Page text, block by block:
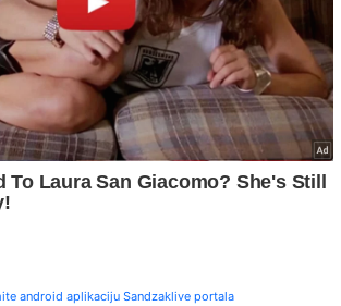
android aplikaciju Sandzaklive portala